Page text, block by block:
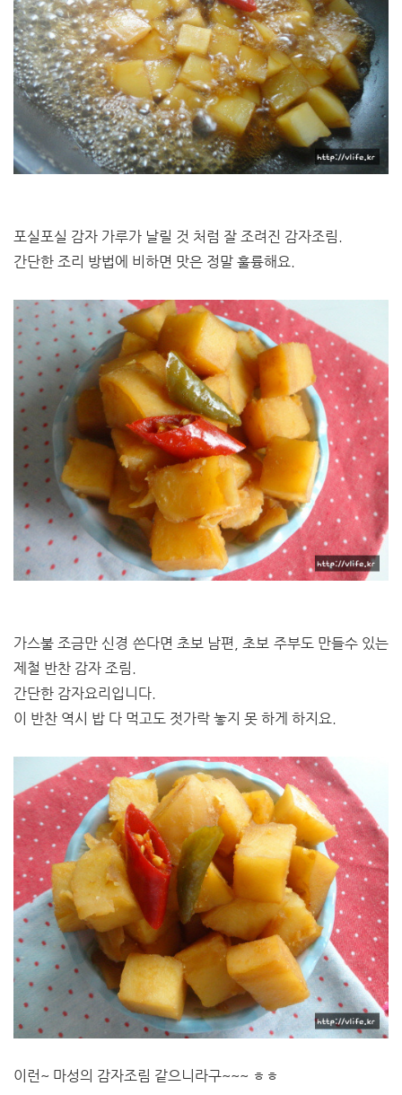
포실포실 감자 가루가 날릴 것 처럼 잘 조려진 감자조림.
간단한 조리 방법에 비하면 맛은 정말 훌륭해요.
가스불 조금만 신경 쓴다면 초보 남편, 초보 주부도 만들수 있는
제철 반찬 감자 조림.
간단한 감자요리입니다.
이 반찬 역시 밥 다 먹고도 젓가락 놓지 못 하게 하지요.
이런~ 마성의 감자조림 같으니라구~~~ ㅎㅎ